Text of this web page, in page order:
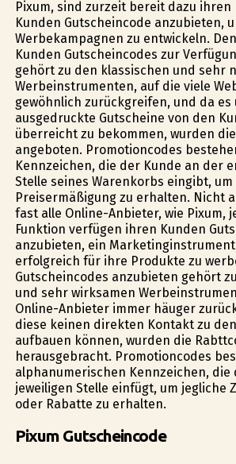
Pixum, sind zurzeit bereit dazu ihren
Kunden Gutscheincode anzubieten,
Werbekampagnen zu entwickeln.
Kunden Gutscheincodes zur
gehört zu den klassischen und sehr
Werbeinstrumenten, auf die viele
gewöhnlich zurückgreifen, und da es
ausgedruckte Gutscheine von den
überreicht zu bekommen, wurden
angeboten. Promotioncodes
Kennzeichen, die der Kunde an der
Stelle seines Warenkorbs eingibt, um
Preisermäßigung zu erhalten. Nicht
fast alle Online-Anbieter, wie Pixum,
Funktion verfügen ihren Kunden
anzubieten, ein
erfolgreich für ihre Produkte zu
Gutscheincodes anzubieten gehört
und sehr wirksamen
Online-Anbieter immer häufiger
diese keinen direkten Kontakt zu
aufbauen können, wurden die
herausgebracht. Promotioncodes
alphanumerischen Kennzeichen,
jeweiligen Stelle einfügt, um jegliche
oder Rabatte zu erhalten.
Pixum Gutscheincode